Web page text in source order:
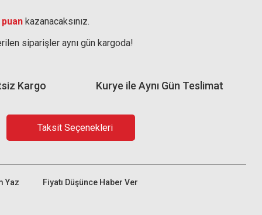
puan kazanacaksınız.
siparişler aynı gün kargoda!
Kurye ile Aynı Gün Teslimat
Kargo
Taksit Seçenekleri
Yaz Fiyatı Düşünce Haber Ver